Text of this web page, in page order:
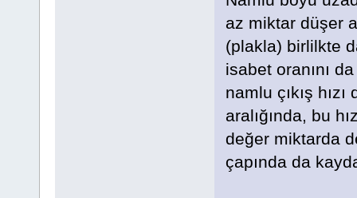
az miktar düşer
(plakla) birlilkte
isabet oranını
namlu çıkış
aralığında, bu
değer miktarda
çapında da